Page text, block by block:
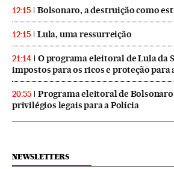
12:15 Bolsonaro, a destruição como
12:15 Lula, uma ressurreição
21:14
O programa eleitoral de Lula da
impostos para os ricos e proteção para
20:55
Programa eleitoral de
privilégios legais para a Polícia
NEWSLETTERS